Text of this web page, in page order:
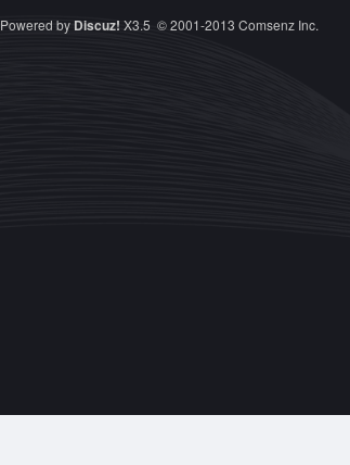
Powered byDiscuz! X3.5 © 2001-2013 Comsenz Inc.